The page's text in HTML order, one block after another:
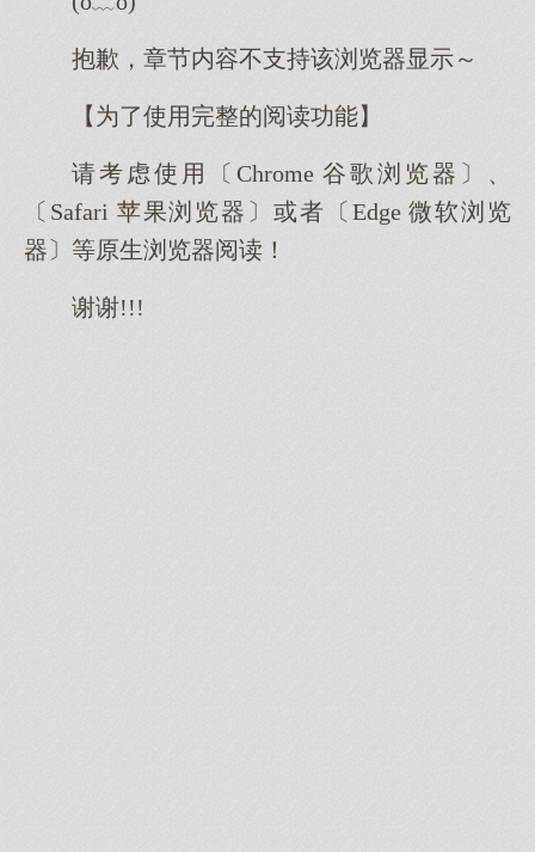
抱歉，章节内容不支持该浏览器显示～
【为了使用完整的阅读功能】
请考虑使用〔Chrome 谷歌浏览器〕、
〔Safari 苹果浏览器〕或者〔Edge 微软浏览
器〕等原生浏览器阅读！
谢谢!!!